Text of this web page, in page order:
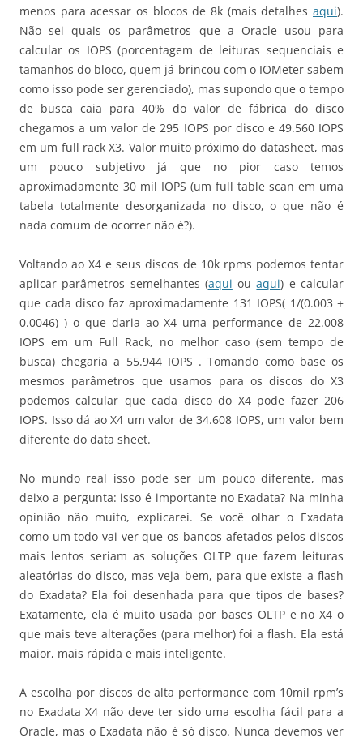
menos para acessar os blocos de 8k (mais detalhes aqui).
Não sei quais os parâmetros que a Oracle usou para
calcular os IOPS (porcentagem de leituras sequenciais e
tamanhos do bloco, quem já brincou com o IOMeter sabem
como isso pode ser gerenciado), mas supondo que o tempo
de busca caia para 40% do valor de fábrica do disco
chegamos a um valor de 295 IOPS por disco e 49.560 IOPS
em um full rack X3. Valor muito próximo do datasheet, mas
um pouco subjetivo já que no pior caso temos
aproximadamente 30 mil IOPS (um full table scan em uma
tabela totalmente desorganizada no disco, o que não é
nada comum de ocorrer não é?).
Voltando ao X4 e seus discos de 10k rpms podemos tentar
aplicar parâmetros semelhantes (aqui ouaqui) e calcular
que cada disco faz aproximadamente 131 IOPS( 1/(0.003 +
0.0046) ) o que daria ao X4 uma performance de 22.008
IOPS em um Full Rack, no melhor caso (sem tempo de
busca) chegaria a 55.944 IOPS . Tomando como base os
mesmos parâmetros que usamos para os discos do X3
podemos calcular que cada disco do X4 pode fazer 206
IOPS. Isso dá ao X4 um valor de 34.608 IOPS, um valor bem
diferente do data sheet.
No mundo real isso pode ser um pouco diferente, mas
deixo a pergunta: isso é importante no Exadata? Na minha
opinião não muito, explicarei. Se você olhar o Exadata
como um todo vai ver que os bancos afetados pelos discos
mais lentos seriam as soluções OLTP que fazem leituras
aleatórias do disco, mas veja bem, para que existe a flash
do Exadata? Ela foi desenhada para que tipos de bases?
Exatamente, ela é muito usada por bases OLTP e no X4 o
que mais teve alterações (para melhor) foi a flash. Ela está
maior, mais rápida e mais inteligente.
A escolha por discos de alta performance com 10mil rpm’s
no Exadata X4 não deve ter sido uma escolha fácil para a
Oracle, mas o Exadata não é só disco. Nunca devemos ver